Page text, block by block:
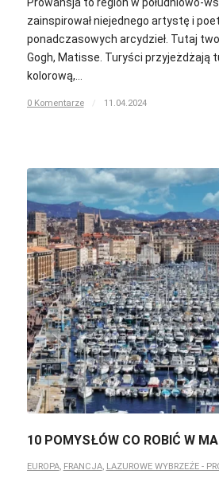
Prowansja to region w południowo-
zainspirował niejednego artystę i
ponadczasowych arcydzieł. Tutaj
Gogh, Matisse. Turyści przyjeżdżają
kolorową,…
0 Komentarze / 11.04.2024
10 POMYSŁÓW CO ROBIĆ W
EUROPA, FRANCJA, LAZUROWE WYBRZEŻE -